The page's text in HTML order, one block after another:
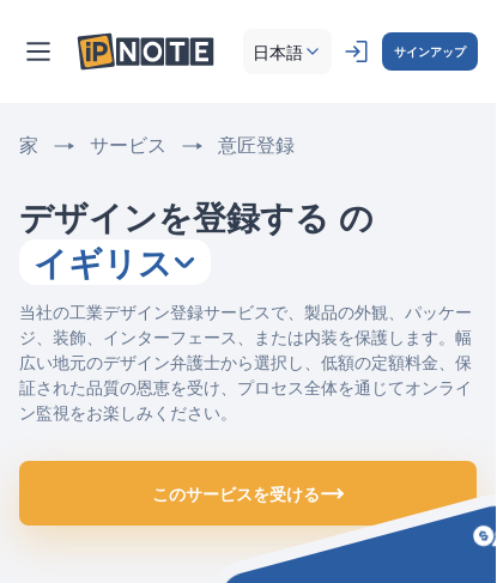
日本語 サインアップ
家 サービス 意匠登録
デザインを登録する の
イギリス
当社の工業デザイン登録サービスで、製品の外観、パッケー
ジ、装飾、インターフェース、または内装を保護します。幅
広い地元のデザイン弁護士から選択し、低額の定額料金、保
証された品質の恩恵を受け、プロセス全体を通じてオンライ
ン監視をお楽しみください。
このサービスを受ける